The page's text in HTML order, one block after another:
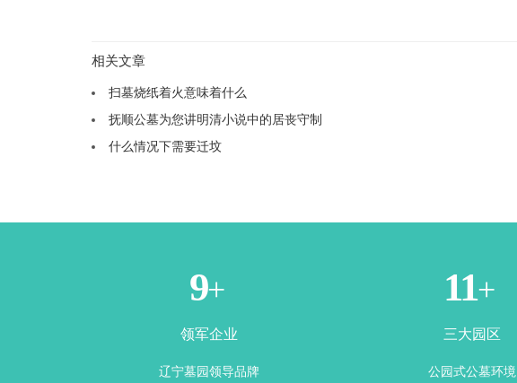
相关文章
扫墓烧纸着火意味着什么
抚顺公墓为您讲明清小说中的居丧守制
什么情况下需要迁坟
1+
领军企业
辽宁墓园领导品牌
3+
三大园区
公园式公墓环境